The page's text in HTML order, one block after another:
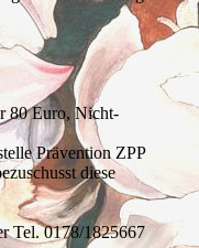
80 Euro, Nicht-
Prävention ZPP
diese
Tel. 0178/1825667